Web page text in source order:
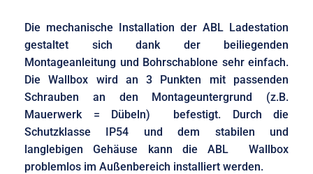
Die mechanische Installation der ABL Ladestation
gestaltet sich dank der beiliegenden
Montageanleitung und Bohrschablone sehr einfach.
Die Wallbox wird an 3 Punkten mit passenden
Schrauben an den Montageuntergrund (z.B.
Mauerwerk = Dübeln) befestigt. Durch die
Schutzklasse IP54 und dem stabilen und
langlebigen Gehäuse kann die ABL Wallbox
problemlos im Außenbereich installiert werden.